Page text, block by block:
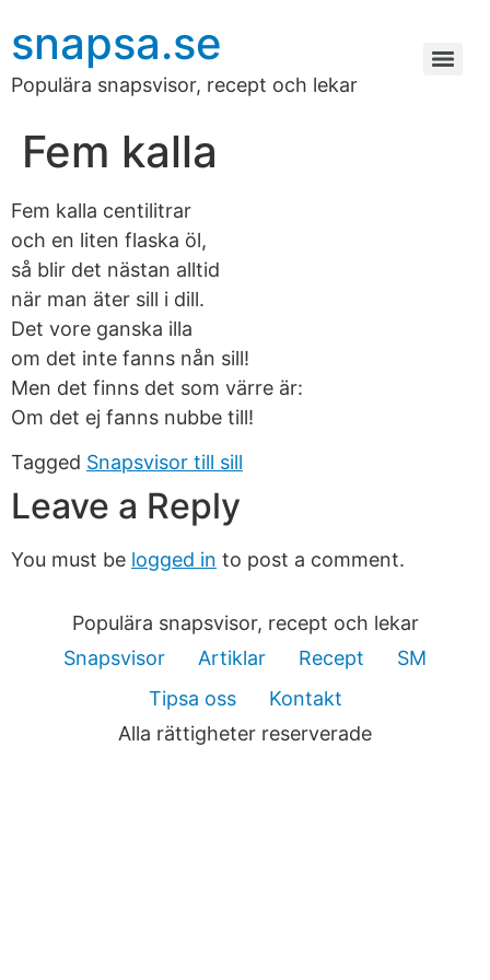
snapsa.se
Populära snapsvisor, recept och lekar
Fem kalla
Fem kalla centilitrar
och en liten flaska öl,
så blir det nästan alltid
när man äter sill i dill.
Det vore ganska illa
om det inte fanns nån sill!
Men det finns det som värre är:
Om det ej fanns nubbe till!
Tagged Snapsvisor till sill
Leave a Reply
You must be logged in to post a comment.
Populära snapsvisor, recept och lekar
Snapsvisor
Artiklar Recept
SM
Tipsa oss
Kontakt
Alla rättigheter reserverade